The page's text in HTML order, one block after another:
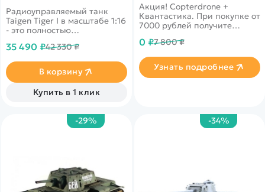
Акция! Copterdrone +
Квантастика. При покупке от
7000 рублей получите
нашего партнера
0 ₽7 800 ₽
Узнать подробнее
Радиоуправляемый танк
Taigen Tiger I в масштабе 1:16
- это полностью
имеющая работающую
детализации и
металлические компоненты.
35 490 ₽42 330 ₽
В корзину
Купить в 1 клик
-29% -34%